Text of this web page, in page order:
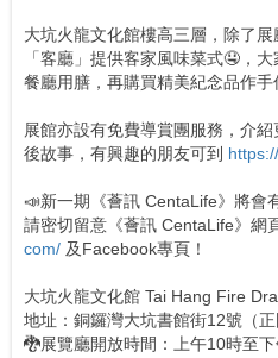
大坑火龍文化館樓高三層，除了
「客廳」提供客家風味菜式🤤，
餐廳用膳，再購買精美紀念品作手
展館亦設有免費導賞團服務，介
後故事，有興趣的朋友可到
📣新一期《薈訊 CentaLife》將會
請密切留意《薈訊 CentaLife》網
com/ 及Facebook專頁！
大坑火龍文化館 Tai Hang Fire
地址：銅鑼灣大坑書館街12號（正
🐉展覽廳開放時間：上午10時至下